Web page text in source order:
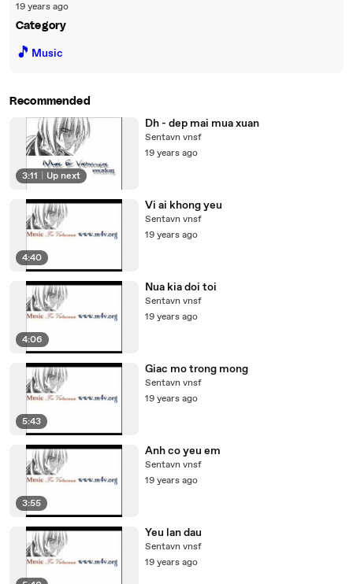
19 years ago
Category
🎵 Music
Recommended
3:11 Up next
Dh - dep mai mua xuan
Sentavn vnsf
19 years ago
4:40
Vi ai khong yeu
Sentavn vnsf
19 years ago
4:06
Nua kia doi toi
Sentavn vnsf
19 years ago
5:43
Giac mo trong mong
Sentavn vnsf
19 years ago
3:55
Anh co yeu em
Sentavn vnsf
19 years ago
Yeu lan dau
Sentavn vnsf
19 years ago